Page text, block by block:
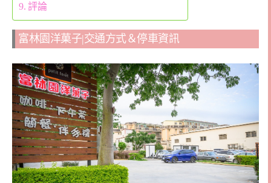
評論
富林園洋菓子|交通方式＆停車資訊